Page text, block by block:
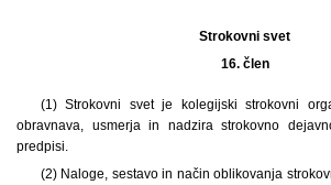
Strokovni svet
16. člen
(1) Strokovni svet je kolegijski strokovni
obravnava, usmerja in nadzira strokovno
predpisi.
(2) Naloge, sestavo in način oblikovanja